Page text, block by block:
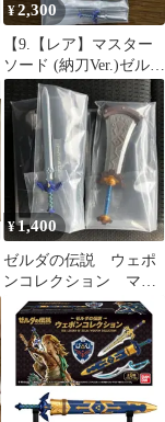
¥2,300
【9.【レア】マスター
ソード (納刀Ver.)ゼルダ
の伝説 ウェポンコレク
ション
¥1,400
ゼルダの伝説 ウェポ
ンコレクション マス
ターソード 巨岩砕
き まとめ売り